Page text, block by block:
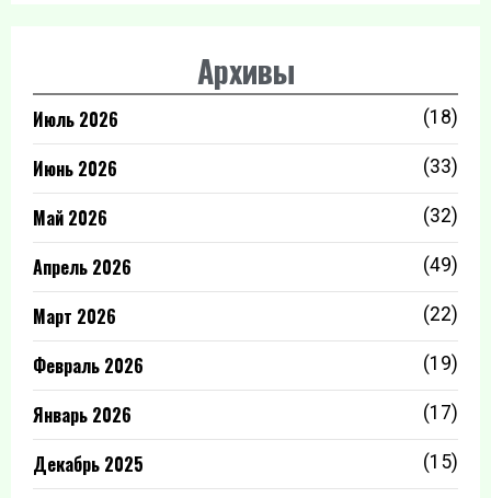
Архивы
Июль 2026 (18)
Июнь 2026 (33)
Май 2026 (32)
Апрель 2026 (49)
Март 2026 (22)
Февраль 2026 (19)
Январь 2026 (17)
Декабрь 2025 (15)